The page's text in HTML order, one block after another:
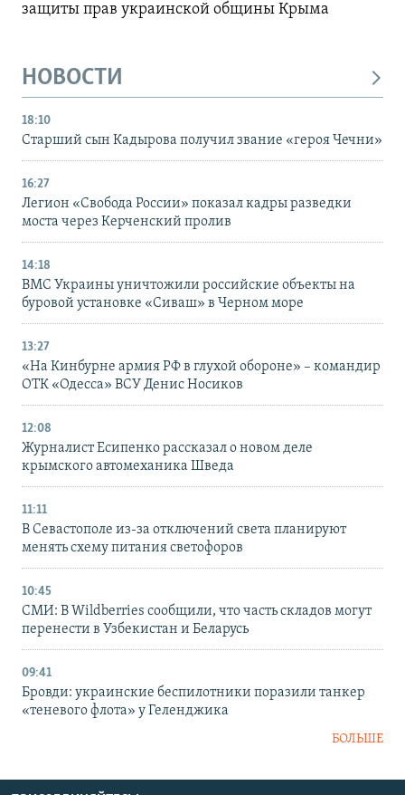
защиты прав украинской общины Крыма
НОВОСТИ
18:10
Старший сын Кадырова получил звание «героя Чечни»
16:27
Легион «Свобода России» показал кадры разведки
моста через Керченский пролив
14:18
ВМС Украины уничтожили российские объекты на
буровой установке «Сиваш» в Черном море
13:27
«На Кинбурне армия РФ в глухой обороне» – командир
ОТК «Одесса» ВСУ Денис Носиков
12:08
Журналист Есипенко рассказал о новом деле
крымского автомеханика Шведа
11:11
В Севастополе из-за отключений света планируют
менять схему питания светофоров
10:45
СМИ: В Wildberries сообщили, что часть складов могут
перенести в Узбекистан и Беларусь
09:41
Бровди: украинские беспилотники поразили танкер
«теневого флота» у Геленджика
БОЛЬШЕ